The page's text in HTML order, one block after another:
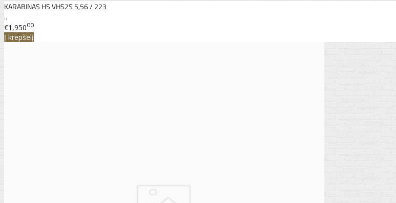
KARABINAS HS VHS2S 5,56 / 223
..
€1,95000
Į krepšelį